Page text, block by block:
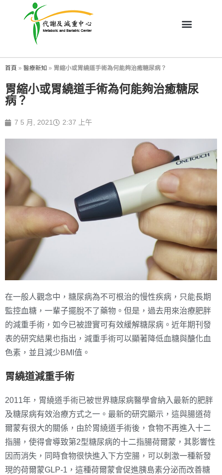
首頁 » 醫療新知 » 胃縮小或胃繞道手術為何能夠治癒糖尿病？
胃縮小或胃繞道手術為何能夠治癒糖尿
病？
7 5 月, 2021 2:37 上午
在一般人觀念中，糖尿病為不可根治的慢性疾病，只能長期
監控血糖，一輩子擺脫不了藥物。但是，過去用來治療肥胖
的減重手術，如今已被證實可有效緩解糖尿病。近年期刊發
表的研究結果也指出，減重手術可以顯著降低血糖與醣化血
色素，並且減少BMI值。
胃繞道減重手術
2011年，胃繞道手術已被世界糖尿病醫學會納入最新的肥胖
及糖尿病有效治療方式之一。最新的研究顯示，這與腸道荷
爾蒙有很大的關係，由於胃繞道手術後，食物不再進入十二
指腸，使得會導致第2型糖尿病的十二指腸荷爾蒙，其影響性
因而消失，同時食物很快進入下方空腸，可以刺激一種新發
現的荷爾蒙GLP-1，這種荷爾蒙會促進胰島素分泌而改善糖